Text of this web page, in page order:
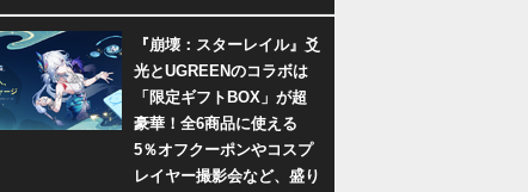
『崩壊：スターレイル』爻
光とUGREENのコラボは
「限定ギフトBOX」が超
豪華！全6商品に使える
5％オフクーポンやコスプ
レイヤー撮影会など、盛り